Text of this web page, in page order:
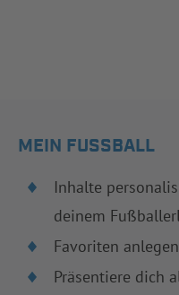
MEIN FUSSBALL
Inhalte
deinem
Favoriten
Präsentiere dich